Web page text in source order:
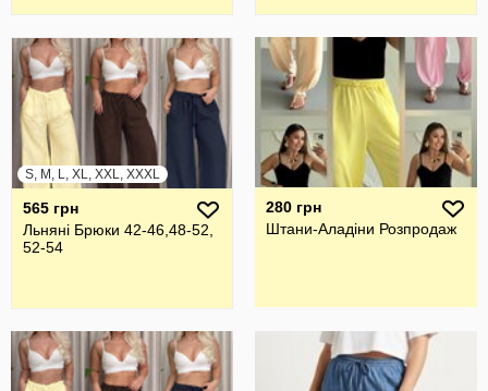
S, M, L, XL, XXL, XXXL
565 грн
Льняні Брюки 42-46,48-52,
52-54
280 грн
Штани-Аладіни Розпродаж